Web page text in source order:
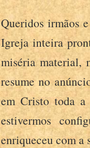
Queridos irmãos
Igreja inteira
miséria material,
resume no
em Cristo toda a
estivermos
enriqueceu com a